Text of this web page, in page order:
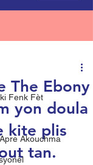
Fenk Fèt
Akouchma
The Ebony
yon doula
kite plis
tan.